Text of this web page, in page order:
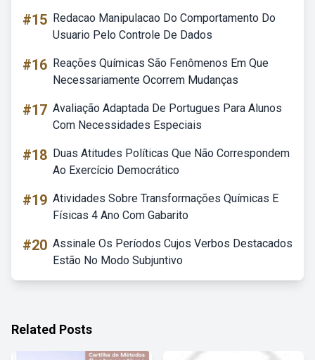
#15 Redacao Manipulacao Do Comportamento Do
Usuario Pelo Controle De Dados
#16 Reações Químicas São Fenômenos Em Que
Necessariamente Ocorrem Mudanças
#17 Avaliação Adaptada De Portugues Para Alunos
Com Necessidades Especiais
#18 Duas Atitudes Políticas Que Não Correspondem
Ao Exercício Democrático
#19 Atividades Sobre Transformações Químicas E
Físicas 4 Ano Com Gabarito
#20 Assinale Os Períodos Cujos Verbos Destacados
Estão No Modo Subjuntivo
Related Posts